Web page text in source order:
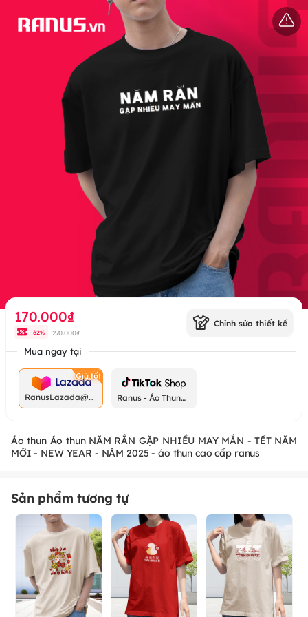
170.000₫
-62% 270.000₫
Chỉnh sửa thiết kế
Mua ngay tại
RanusLazada@g
mail.com
Ranus - Áo Thun
Áo thun Áo thun NĂM RẮN GẶP NHIỀU MAY MẮN - TẾT NĂM
MỚI - NEW YEAR - NĂM 2025 - áo thun cao cấp ranus
Sản phẩm tương tự